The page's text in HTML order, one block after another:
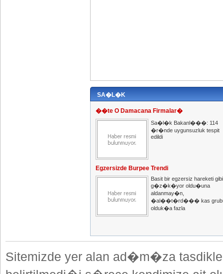
SA�L�K
��te O Damacana Firmalar�
Sa�l�k Bakanl���: 114
�r�nde uygunsuzluk tespit
edildi
Egzersizde Burpee Trendi
Basit bir egzersiz hareketi gibi
g�z�k�yor oldu�una
aldanmay�n,
�al��t�rd��� kas
olduk�a fazla
Sitemizde yer alan ad�m�za